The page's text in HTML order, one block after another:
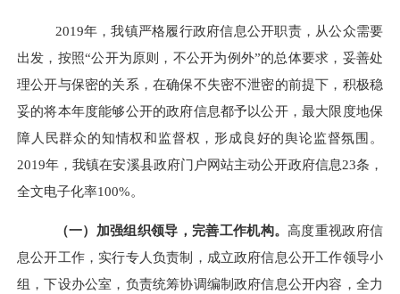
2019年，我镇严格履行政府信息公开职责， 从公众需要
出发，按照“公开为原则，不公开为例外”的总体要求，妥善处
理公开与保密的关系，在确保不失密不泄密的前提下，积极稳
妥的将本年度能够公开的政府信息都予以公开，最大限度地保
障人民群众的知情权和监督权，形成良好的舆论监督氛围。
2019年，我镇在安溪县政府门户网站主动公开政府信息23条，
全文电子化率100%。
（一）加强组织领导，完善工作机构。高度重视政府信
息公开工作，实行专人负责制，成立政府信息公开工作领导小
组，下设办公室，负责统筹协调编制政府信息公开内容，全力